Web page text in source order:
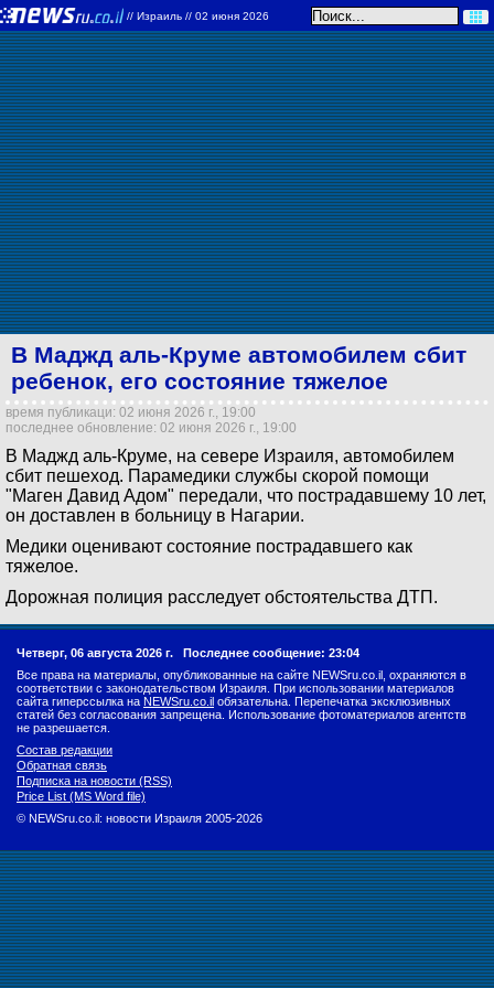
// Израиль // 02 июня 2026
В Маджд аль-Круме автомобилем сбит
ребенок, его состояние тяжелое
время публикаци: 02 июня 2026 г., 19:00
последнее обновление: 02 июня 2026 г., 19:00
В Маджд аль-Круме, на севере Израиля, автомобилем
сбит пешеход. Парамедики службы скорой помощи
"Маген Давид Адом" передали, что пострадавшему 10 лет,
он доставлен в больницу в Нагарии.
Медики оценивают состояние пострадавшего как
тяжелое.
Дорожная полиция расследует обстоятельства ДТП.
Четверг, 06 августа 2026 г. Последнее сообщение: 23:04
Все права на материалы, опубликованные на сайте NEWSru.co.il, охраняются в
соответствии с законодательством Израиля. При использовании материалов
сайта гиперссылка на NEWSru.co.il обязательна. Перепечатка эксклюзивных
статей без согласования запрещена. Использование фотоматериалов агентств
не разрешается.
Состав редакции
Обратная связь
Подписка на новости (RSS)
Price List (MS Word file)
© NEWSru.co.il: новости Израиля 2005-2026